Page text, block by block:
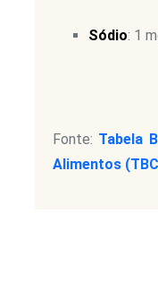
Sódio: 1
Fonte: Tabela
Alimentos